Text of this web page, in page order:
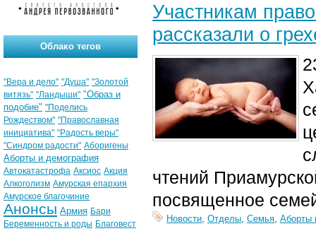
Участникам
рассказали о
чтений
посвященное
Новости, Отделы, Семья, Аборты
Облако тегов
"Вера и дело" "Душа" "Золотой
витязь" "Ландыши" "Образ и
подобие" "Поделись
Рождеством" "Православная
инициатива" "Радость веры"
"Синдром радости" Аборигены
Аборты и демография
Автокатастрофа Аксиос Акция
Алкоголизм Амурская епархия
Амурское благочиние
Анонсы Армия Бари
Беременность и роды Благовест